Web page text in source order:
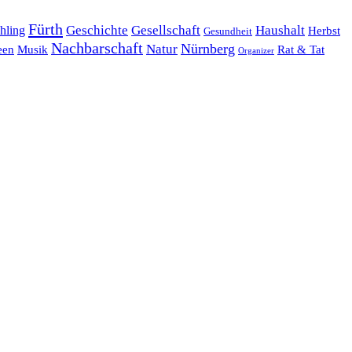
Fürth Geschichte Gesellschaft Gesundheit Haushalt Herbst
Musik Nachbarschaft Natur Nürnberg Organizer Rat & Tat